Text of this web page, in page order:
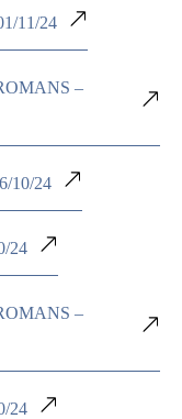
11/24
–
10/24
24
–
24